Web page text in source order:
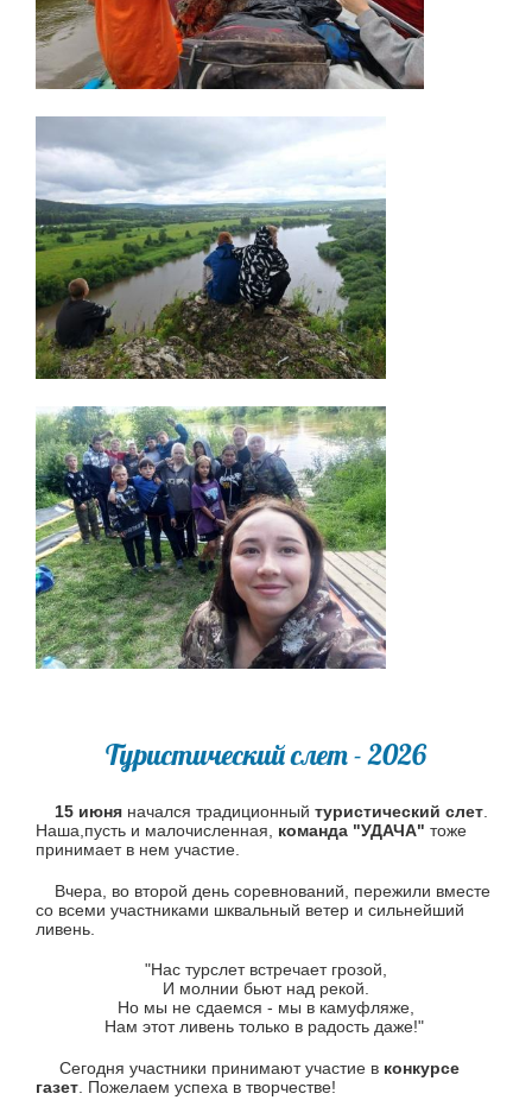
Туристический слет - 2026
15 июня начался традиционный туристический слет
Наша,пусть и малочисленная, команда "УДАЧА" тоже
принимает в нем участие.
Вчера, во второй день соревнований, пережили вместе
со всеми участниками шквальный ветер и сильнейший
ливень.
"Нас турслет встречает грозой,
И молнии бьют над рекой.
Но мы не сдаемся - мы в камуфляже,
Нам этот ливень только в радость даже!"
Сегодня участники принимают участие в конкурсе
газет . Пожелаем успеха в творчестве!